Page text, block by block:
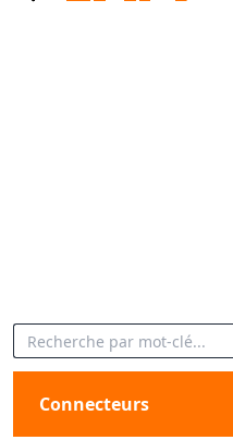
Connecteurs